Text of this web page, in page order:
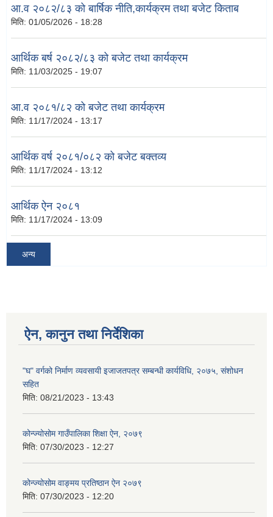
आ.व २०८२/८३ को बार्षिक नीति,कार्यक्रम तथा बजेट किताब
मिति: 01/05/2026 - 18:28
आर्थिक बर्ष २०८२/८३ को बजेट तथा कार्यक्रम
मिति: 11/03/2025 - 19:07
आ.व २०८१/८२ को बजेट तथा कार्यक्रम
मिति: 11/17/2024 - 13:17
आर्थिक वर्ष २०८१/०८२ को बजेट बक्तव्य
मिति: 11/17/2024 - 13:12
आर्थिक ऐन २०८१
मिति: 11/17/2024 - 13:09
अन्य
ऐन, कानुन तथा निर्देशिका
"घ" वर्गको निर्माण व्यवसायी इजाजतपत्र सम्बन्धी कार्यविधि, २०७५, संशोधन
सहित
मिति: 08/21/2023 - 13:43
कोन्ज्योसोम गाउँपालिका शिक्षा ऐन, २०७९
मिति: 07/30/2023 - 12:27
कोन्ज्योसोम वाङ्मय प्रतिष्ठान ऐन २०७९
मिति: 07/30/2023 - 12:20